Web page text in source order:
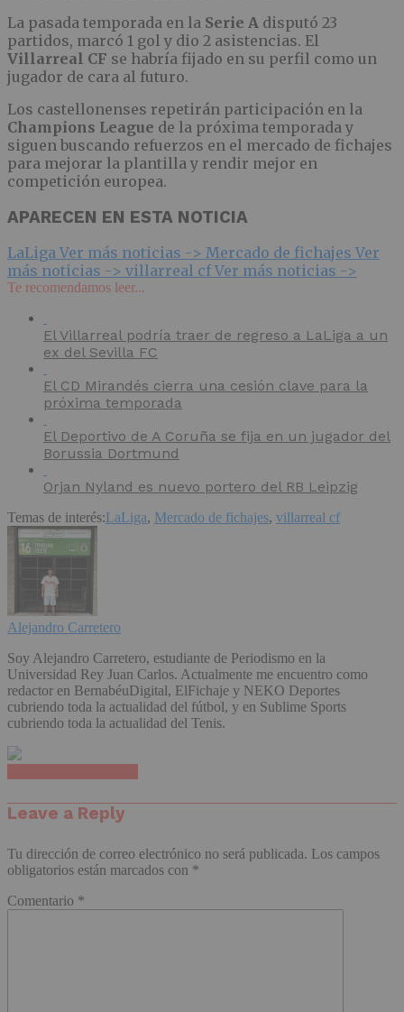
La pasada temporada en la Serie A disputó 23
partidos, marcó 1 gol y dio 2 asistencias. El
Villarreal CF se habría fijado en su perfil como un
jugador de cara al futuro.
Los castellonenses repetirán participación en la
Champions League de la próxima temporada y
siguen buscando refuerzos en el mercado de fichajes
para mejorar la plantilla y rendir mejor en
competición europea.
APARECEN EN ESTA NOTICIA
LaLiga Ver más noticias -> Mercado de fichajes Ver
más noticias -> villarreal cfVer más noticias ->
Te recomendamos leer...
El Villarreal podría traer de regreso a LaLiga a un
ex del Sevilla FC
El CD Mirandés cierra una cesión clave para la
próxima temporada
El Deportivo de A Coruña se fija en un jugador del
Borussia Dortmund
Orjan Nyland es nuevo portero del RB Leipzig
Temas de interés:LaLiga, Mercado de fichajes, villarreal cf
Alejandro Carretero
Soy Alejandro Carretero, estudiante de Periodismo en la
Universidad Rey Juan Carlos. Actualmente me encuentro como
redactor en BernabéuDigital, ElFichaje y NEKO Deportes
cubriendo toda la actualidad del fútbol, y en Sublime Sports
cubriendo toda la actualidad del Tenis.
Leave a Reply
Tu dirección de correo electrónico no será publicada. Los campos
obligatorios están marcados con *
Comentario *